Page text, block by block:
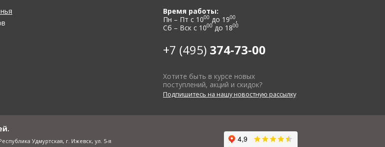
Время работы:
Пн – Пт с 1000 до 1900,
Сб – Вск с 1000 до 1800
+7 (495) 374-73-00
Хотите быть в курсе новых
поступлений, акций и скидок?
Подпишитесь на нашу новостную рассылку
Удмуртская, г. Ижевск, ул. 5-я